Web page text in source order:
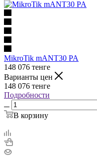
MikroTik mANT30 PA
148 076 тенге
Варианты цен
148 076 тенге
Подробности
В корзину